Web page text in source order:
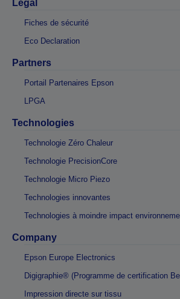
Légal
Fiches de sécurité
Eco Declaration
Partners
Portail Partenaires Epson
LPGA
Technologies
Technologie Zéro Chaleur
Technologie PrecisionCore
Technologie Micro Piezo
Technologies innovantes
Technologies à moindre impact
Company
Epson Europe Electronics
Digigraphie® (Programme de certification
Impression directe sur tissu